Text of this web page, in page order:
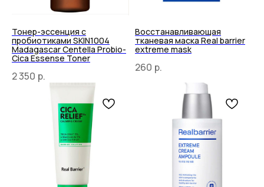
Тонер-эссенция с
пробиотиками SKIN1004
Madagascar Centella Probio-
Cica Essense Toner
2 350 р.
Восстанавливающая
тканевая маска Real barrier
extreme mask
260 р.